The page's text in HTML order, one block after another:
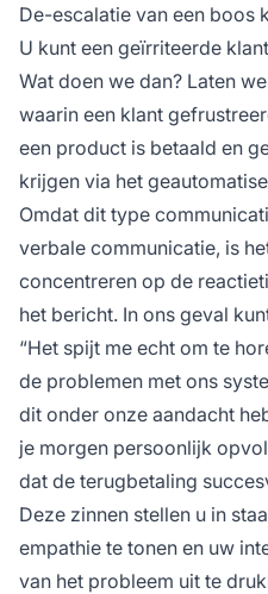
De-escalatie van een boos
U kunt een geïrriteerde
Wat doen we dan? Laten
waarin een klant
een product is betaald en
krijgen via het
Omdat dit type
verbale communicatie, is
concentreren op de
het bericht. In ons geval
“Het spijt me echt om te
de problemen met ons
dit onder onze aandacht
je morgen persoonlijk
dat de terugbetaling
Deze zinnen stellen u in
empathie te tonen en uw
van het probleem uit te